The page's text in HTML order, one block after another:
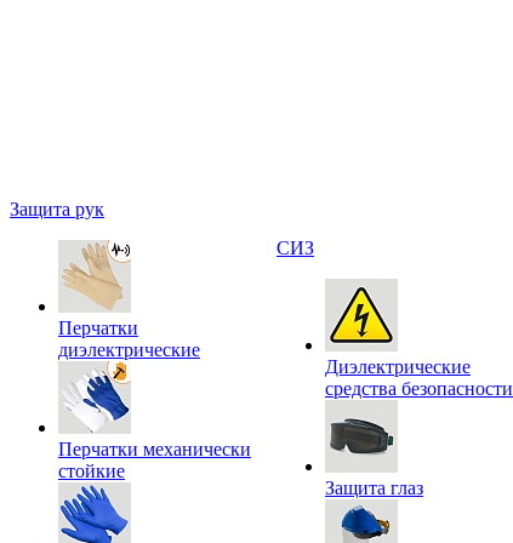
Защита рук
Перчатки
диэлектрические
Перчатки механически
стойкие
СИЗ
Диэлектрические
средства безопасности
Защита глаз